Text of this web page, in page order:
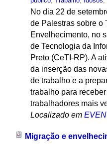
No dia 22 de
de Palestras sobre o
Envelhecimento, no
de Tecnologia da
Preto (CeTI-RP). A
da inserção das
de trabalho e a
trabalho para
trabalhadores mais
Localizado em
Migração e